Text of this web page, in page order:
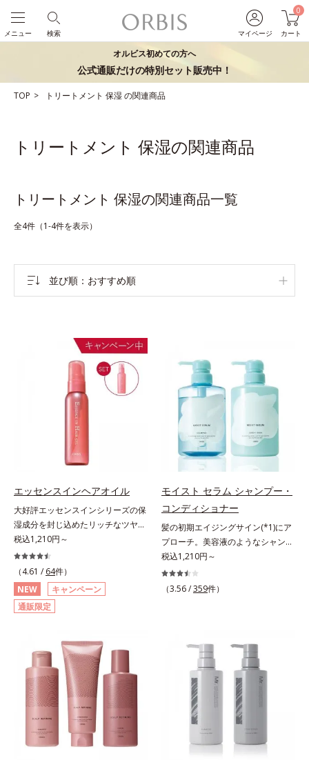
マイページ
0
カート
検索
メニュー
オルビス初めての方へ
公式通販だけの特別セット販売中！
TOP トリートメント 保湿の関連商品
トリートメント 保湿の関連商品
トリートメント 保湿の関連商品一覧
全4件（1-4件を表示）
並び順 おすすめ順
エッセンスインヘアオイル
大好評エッセンスインシリーズの保
湿成分を封じ込めたリッチなツヤ髪
続くヘアオイル。人気商品「エッセ
ンスインヘアミルク」と同じシリー
ズのヘアオイルです。ナノサイズの
美容成分(*1)で髪の隙間を満たして
リッチなツヤ髪を維持する“超音波
トリートメント”発想(*2)。美容成分
と密着し、定着効果をもたらすツヤ
記憶マグネット成分(*1)を配合しま
した。さらにキューティクルとなじ
みが良いキューティクルリペア成分
(*3)が、開いたキューティクルにピ
タッと密着し、毎朝手ぐしでツヤが
整うほどの美しい素髪へ導きます。
そのほか、健康的な印象の髪に導く
税込1,210円～
（4.61 / 64件）
NEW
キャンペーン
通販限定
モイスト セラム シャンプー・
コンディショナー
髪の初期エイジングサイン(*1)にア
プローチ。美容液のようなシャンプ
ー＆コンディショナーで触れていた
くなるうるツヤ髪へ。「髪のうねり
が気になる」「乾燥してパサつく」
トセラムシリーズ。まるでスキンケ
アアイテムのように美容液成分(*2)
を6つも配合。保水してうるおいを
逃さない成分と、深く浸透してうる
おいで満たす成分で、髪も地肌も贅
沢にケアします。さらにうるおいを
行き渡らせる浸透力と、うるおいを
キープする保水力を誇る新技術を採
税込1,210円～
（3.56 /359件）